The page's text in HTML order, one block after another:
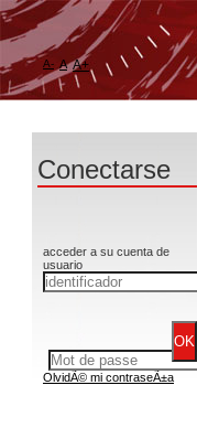
A- A A+
Conectarse
acceder a su cuenta de
usuario
OlvidÃ© mi contraseÃ±a